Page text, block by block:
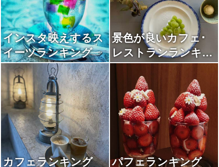
インスタ映えするス
イーツランキング
景色が良いカフェ･
レストランランキン
グ
カフェランキング パフェランキング